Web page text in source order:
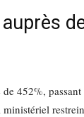
452%,